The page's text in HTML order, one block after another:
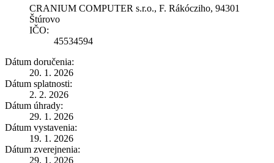
CRANIUM COMPUTER s.r.o., F. Rákócziho, 94301
Štúrovo
IČO:
45534594
Dátum doručenia:
20. 1. 2026
Dátum splatnosti:
2. 2. 2026
Dátum úhrady:
29. 1. 2026
Dátum vystavenia:
19. 1. 2026
Dátum zverejnenia:
29. 1. 2026